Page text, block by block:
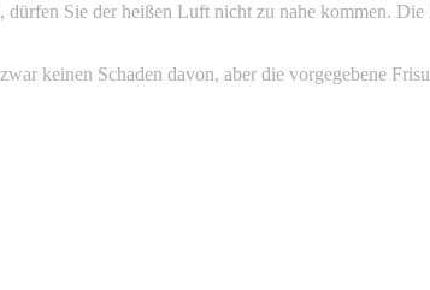
Sie der heißen Luft nicht zu nahe kommen.
keinen Schaden davon, aber die vorgegebene